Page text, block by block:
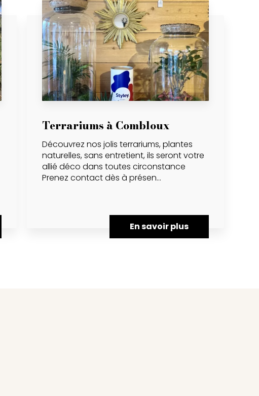
Terrariums à Combloux
Découvrez nos jolis terrariums, plantes
naturelles, sans entretient, ils seront votre
allié déco dans toutes circonstance
Prenez contact dès à présen...
En savoir plus